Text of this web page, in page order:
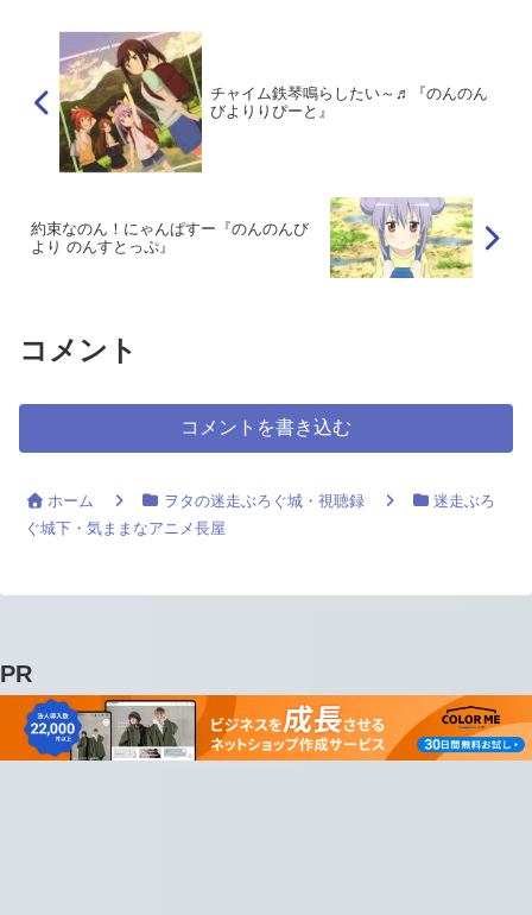
チャイム鉄琴鳴らしたい～♬『のんのん
びよりりぴーと』
約束なのん！にゃんぱすー『のんのんび
より のんすとっぷ』
コメント
コメントを書き込む
ホーム ヲタの迷走ぶろぐ城・視聴録
迷走ぶろ
ぐ城下・気ままなアニメ長屋
PR